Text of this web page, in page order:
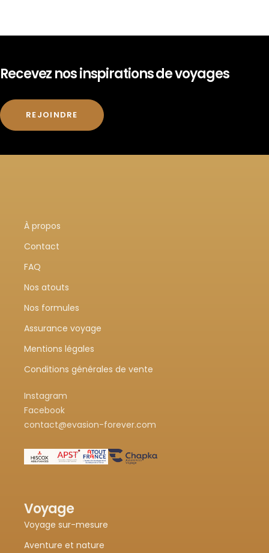
Recevez nos inspirations de voyages
REJOINDRE
À propos
Contact
FAQ
Nos atouts
Nos formules
Assurance voyage
Mentions légales
Conditions générales de vente
Instagram
Facebook
contact@evasion-forever.com
Voyage
Voyage sur-mesure
Aventure et nature